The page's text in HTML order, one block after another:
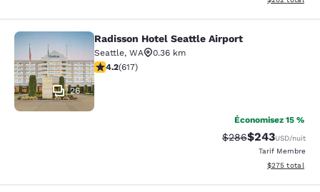
Radisson Hotel Seattle Airport
26
Radisson Hotel Seattle Airport
Seattle, WA
0.36 km
4.16 étoiles. Très Bien. 617 commentaires
4.2(617)
Économisez 15 %
Tarif barré :
$286Tarif réduit :
$243USD/nuit
Tarif Membre
Afficher les
$275 total